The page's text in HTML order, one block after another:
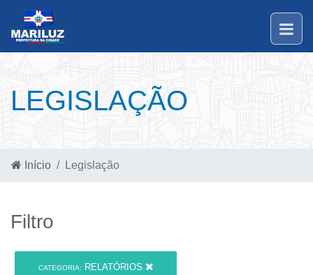
LEGISLAÇÃO
Início Legislação
Filtro
CATEGORIA: RELATÓRIOS